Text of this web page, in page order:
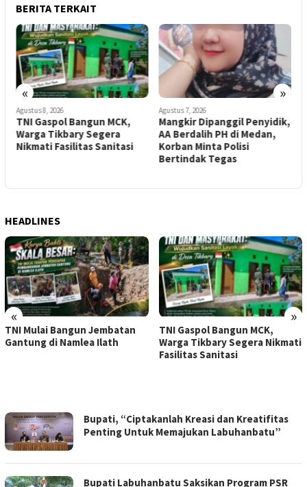
BERITA TERKAIT
« »
Agustus 8, 2026
TNI Gaspol Bangun MCK,
Warga Tikbary Segera
Nikmati Fasilitas Sanitasi
Agustus 7, 2026
Mangkir Dipanggil Penyidik,
AA Berdalih PH di Medan,
Korban Minta Polisi
Bertindak Tegas
HEADLINES
« »
TNI Mulai Bangun Jembatan
Gantung di Namlea Ilath
TNI Gaspol Bangun MCK,
Warga Tikbary Segera Nikmati
Fasilitas Sanitasi
FOKUSPOST
Bupati, “Ciptakanlah Kreasi dan Kreatifitas
Penting Untuk Memajukan Labuhanbatu”
Bupati Labuhanbatu Saksikan Program PSR